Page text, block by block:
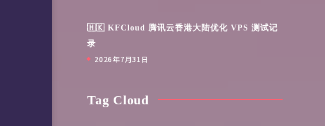
🇭🇰 KFCloud 腾讯云香港大陆优化 VPS 测试记
录
2026年7月31日
Tag Cloud